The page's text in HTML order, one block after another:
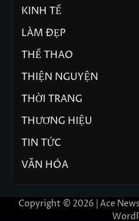
KINH TẾ
LÀM ĐẸP
THỂ THAO
THIỆN NGUYỆN
THỜI TRANG
THƯƠNG HIỆU
TIN TỨC
VĂN HÓA
Copyright © 2026 | Ace